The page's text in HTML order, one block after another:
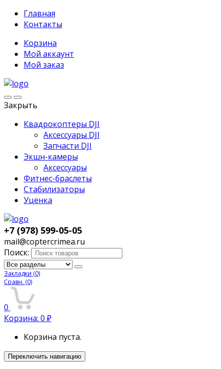
Главная
Контакты
Корзина
Мой аккаунт
Мой заказ
Закрыть
Квадрокоптеры DJI
Аксессуары DJI
Запчасти DJI
Экшн-камеры
Аксессуары
Фитнес-браслеты
Стабилизаторы
Уценка
+7 (978) 599-05-05
mail@coptercrimea.ru
Поиск:
Закладки (0)
Сравн. (0)
0
Корзина: 0 ₽
Корзина пуста.
Переключить навигацию